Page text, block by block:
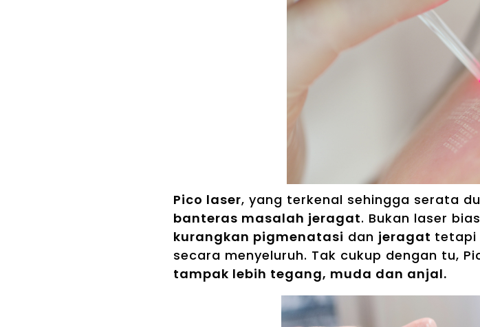
Pico laser, yang terkenal sehingga serata
banteras masalah jeragat. Bukan laser
kurangkan pigmenatasi dan jeragat tetapi
secara menyeluruh. Tak cukup dengan tu,
tampak lebih tegang, muda dan anjal.